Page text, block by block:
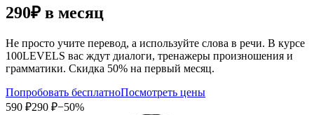
290₽ в месяц
Не просто учите перевод, а используйте слова в речи. В курсе
100LEVELS вас ждут диалоги, тренажеры произношения и
грамматики. Скидка 50% на первый месяц.
Попробовать бесплатноПосмотреть цены
590 ₽290 ₽−50%